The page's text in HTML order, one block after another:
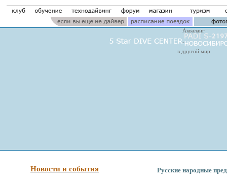
Акваланг
в другой мир
Новости и события Русские народные